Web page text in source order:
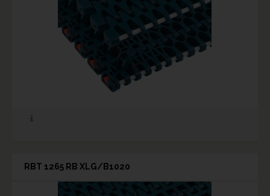
RBT 1265 RB XLG/B1020